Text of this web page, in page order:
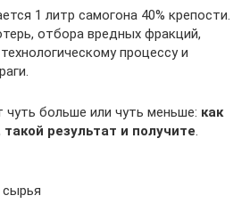
1 литр самогона 40% крепости.
отбора вредных фракций,
процессу и
чуть больше или чуть меньше: как
результат и получите.
сырья